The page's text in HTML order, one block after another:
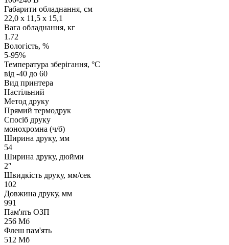
Габарити обладнання, см
22,0 x 11,5 x 15,1
Вага обладнання, кг
1.72
Вологість, %
5-95%
Температура зберігання, °C
від -40 до 60
Вид принтера
Настільний
Метод друку
Прямий термодрук
Спосіб друку
монохромна (ч/б)
Ширина друку, мм
54
Ширина друку, дюйми
2″
Швидкість друку, мм/сек
102
Довжина друку, мм
991
Пам'ять ОЗП
256 Мб
Флеш пам'ять
512 Мб